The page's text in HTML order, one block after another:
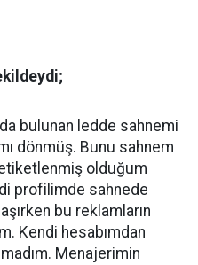
bulunan ledde sahnemi
dönmüş. Bunu sahnem
olduğum
profilimde sahnede
bu reklamların
Kendi hesabımdan
Menajerimin